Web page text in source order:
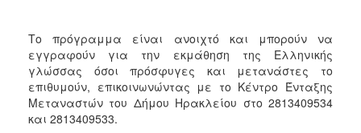
Το πρόγραμμα είναι ανοιχτό και μπορούν να
εγγραφούν για την εκμάθηση της Ελληνικής
γλώσσας όσοι πρόσφυγες και μετανάστες το
επιθυμούν, επικοινωνώντας με το Κέντρο Ένταξης
Μεταναστών του Δήμου Ηρακλείου στο 2813409534
και 2813409533.